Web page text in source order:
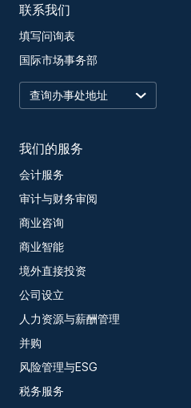
联系我们
填写问询表
国际市场事务部
我们的服务
会计服务
审计与财务审阅
商业咨询
商业智能
境外直接投资
公司设立
人力资源与薪酬管理
并购
风险管理与ESG
税务服务